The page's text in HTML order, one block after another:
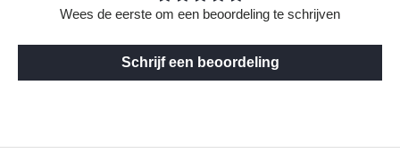
Wees de eerste om een beoordeling te schrijven
Schrijf een beoordeling